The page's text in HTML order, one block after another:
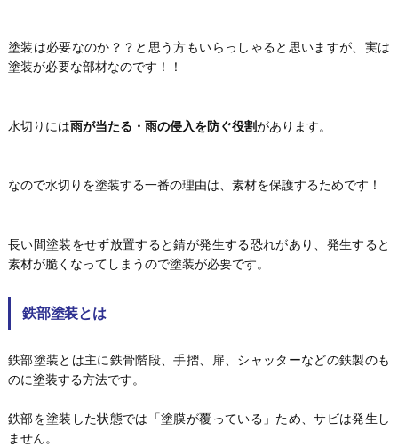
塗装は必要なのか？？と思う方もいらっしゃると思いますが、実は
塗装が必要な部材なのです！！
水切りには雨が当たる・雨の侵入を防ぐ役割があります。
なので水切りを塗装する一番の理由は、素材を保護するためです！
長い間塗装をせず放置すると錆が発生する恐れがあり、発生すると
素材が脆くなってしまうので塗装が必要です。
鉄部塗装とは
鉄部塗装とは主に鉄骨階段、手摺、扉、シャッターなどの鉄製のも
のに塗装する方法です。
鉄部を塗装した状態では「塗膜が覆っている」ため、サビは発生し
ません。